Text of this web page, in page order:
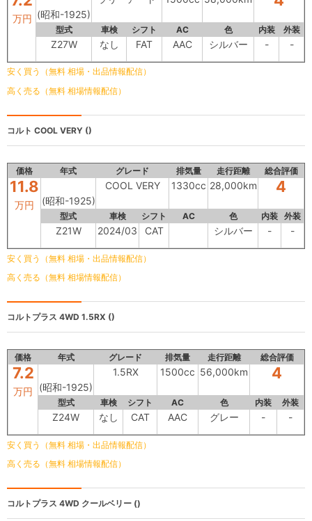
万円 (昭和-1925)
型式 車検 シフト AC 色 内装 外装
Z27W なし FAT AAC シルバー - -
安く買う（無料 相場・出品情報配信）
高く売る（無料 相場情報配信）
コルト COOL VERY ()
価格 年式 グレード 排気量 走行距離 総合評価
11.8
万円 (昭和-1925)
COOL VERY 1330cc 28,000km 4
型式 車検 シフト AC 色 内装 外装
Z21W 2024/03 CAT シルバー - -
安く買う（無料 相場・出品情報配信）
高く売る（無料 相場情報配信）
コルトプラス 4WD 1.5RX ()
価格 年式 グレード 排気量 走行距離 総合評価
7.2
万円 (昭和-1925)
1.5RX 1500cc 56,000km 4
型式 車検 シフト AC 色 内装 外装
Z24W なし CAT AAC グレー - -
安く買う（無料 相場・出品情報配信）
高く売る（無料 相場情報配信）
コルトプラス 4WD クールベリー ()